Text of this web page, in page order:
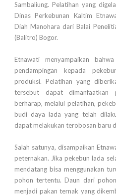
Sambaliung. Pelatihan yang
Dinas Perkebunan Kaltim
Diah Manohara dari Balai
(Balitro) Bogor.
Etnawati menyampaikan
pendampingan kepada
produksi. Pelatihan yang
tersebut dapat dimanfaatkan
berharap, melalui pelatihan,
budi daya lada yang telah
dapat melakukan terobosan baru
Salah satunya, disampaikan
peternakan. Jika pekebun lada
mendatang bisa menggunakan
pohon tertentu. Daun dari
menjadi pakan ternak yang